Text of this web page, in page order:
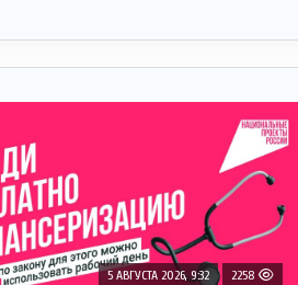
5 АВГУСТА 2026, 9:32 2258